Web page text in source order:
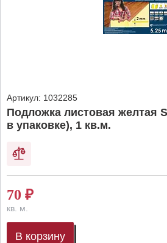
Артикул: 1032285
Подложка листовая желтая
в упаковке), 1 кв.м.
70 ₽
кв. м.
В корзину